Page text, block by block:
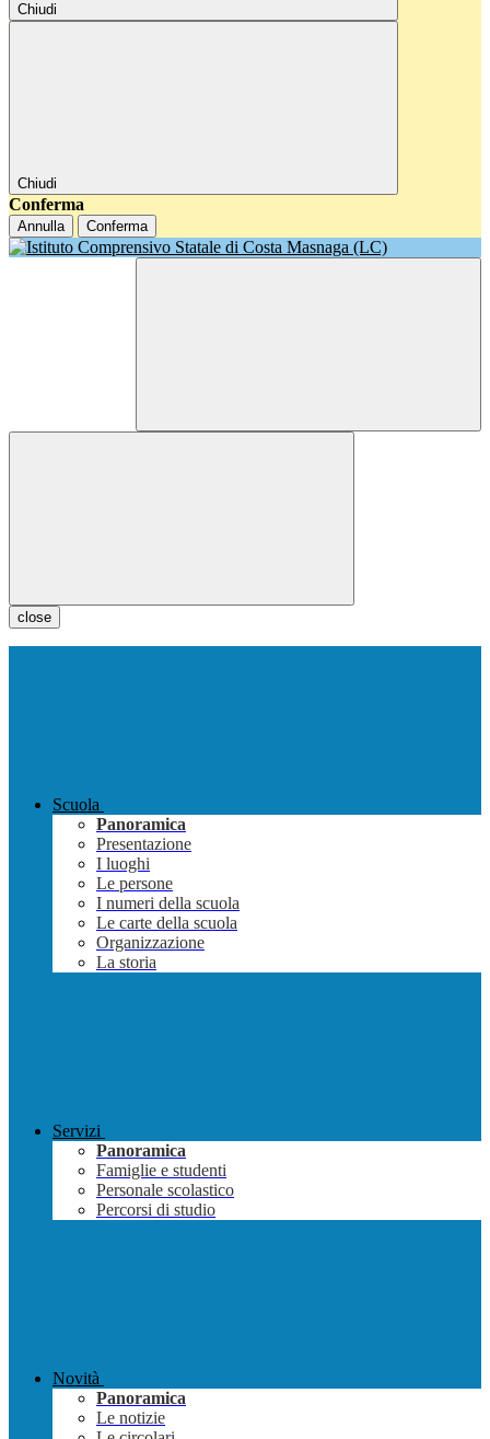
Chiudi
Chiudi
Conferma
Annulla Conferma
close
Scuola
Panoramica
Presentazione
I luoghi
Le persone
I numeri della scuola
Le carte della scuola
Organizzazione
La storia
Servizi
Panoramica
Famiglie e studenti
Personale scolastico
Percorsi di studio
Novità
Panoramica
Le notizie